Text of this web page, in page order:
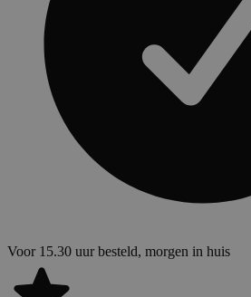
Voor 15.30 uur besteld, morgen in huis